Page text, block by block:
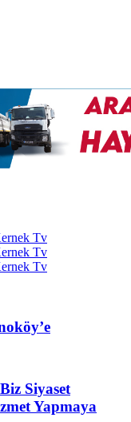
Tv
Tv
Tv
Siyaset
Yapmaya